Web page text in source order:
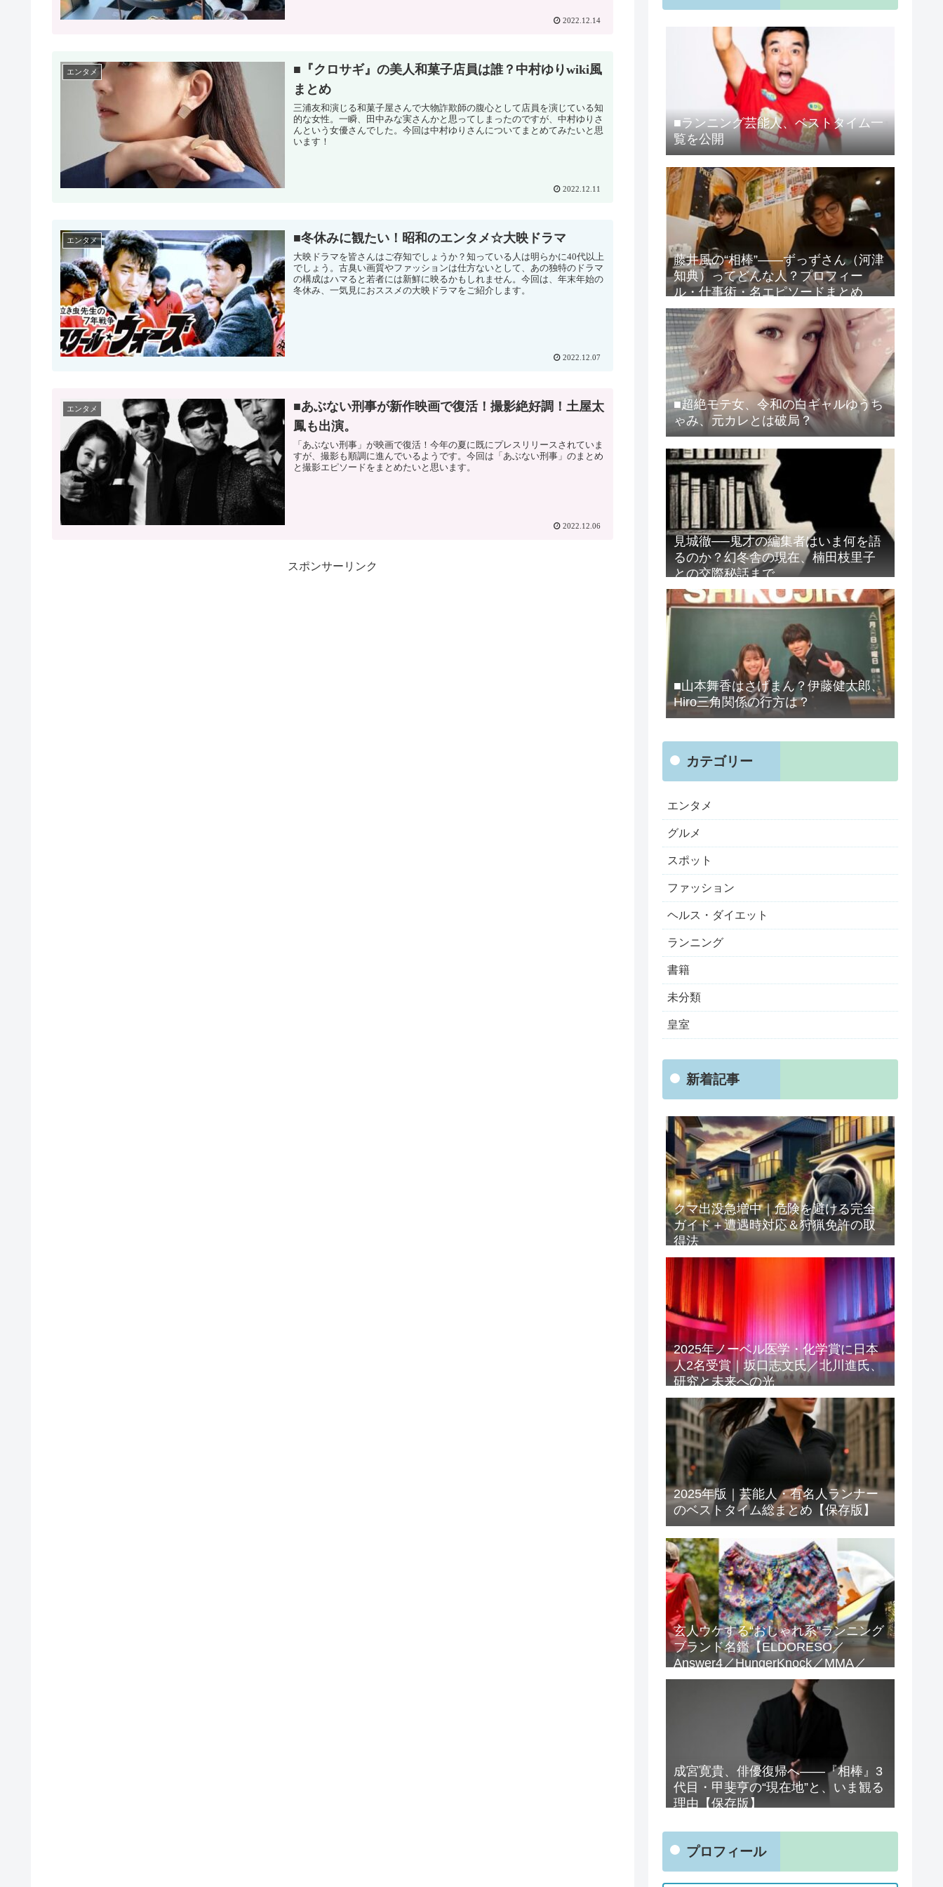
2022.12.14
エンタメ
■『クロサギ』の美人和菓子店員は誰？中村ゆりwiki風
まとめ
三浦友和演じる和菓子屋さんで大物詐欺師の腹心として店員を演じている知
的な女性。一瞬、田中みな実さんかと思ってしまったのですが、中村ゆりさ
んという女優さんでした。今回は中村ゆりさんについてまとめてみたいと思
います！
2022.12.11
エンタメ ■冬休みに観たい！昭和のエンタメ☆大映ドラマ
大映ドラマを皆さんはご存知でしょうか？知っている人は明らかに40代以上
でしょう。古臭い画質やファッションは仕方ないとして、あの独特のドラマ
の構成はハマると若者には新鮮に映るかもしれません。今回は、年末年始の
冬休み、一気見におススメの大映ドラマをご紹介します。
2022.12.07
エンタメ
■あぶない刑事が新作映画で復活！撮影絶好調！土屋太
鳳も出演。
「あぶない刑事」が映画で復活！今年の夏に既にプレスリリースされていま
すが、撮影も順調に進んでいるようです。今回は「あぶない刑事」のまとめ
と撮影エピソードをまとめたいと思います。
2022.12.06
スポンサーリンク
■ランニング芸能人、ベストタイム一
覧を公開
藤井風の“相棒”——ずっずさん（河津
知典）ってどんな人？プロフィー
ル・仕事術・名エピソードまとめ
【保存版】
■超絶モテ女、令和の白ギャルゆうち
ゃみ、元カレとは破局？
見城徹──鬼才の編集者はいま何を語
るのか？幻冬舎の現在、楠田枝里子
との交際秘話まで
■山本舞香はさげまん？伊藤健太郎、
Hiro三角関係の行方は？
カテゴリー
エンタメ
グルメ
スポット
ファッション
ヘルス・ダイエット
ランニング
書籍
未分類
皇室
新着記事
クマ出没急増中｜危険を避ける完全
ガイド＋遭遇時対応＆狩猟免許の取
得法
2025年ノーベル医学・化学賞に日本
人2名受賞｜坂口志文氏／北川進氏、
研究と未来への光
2025年版｜芸能人・有名人ランナー
のベストタイム総まとめ【保存版】
玄人ウケする“おしゃれ系”ランニング
ブランド名鑑【ELDORESO／
Answer4／HungerKnock／MMA／
Teton Bros.／and wander】
成宮寛貴、俳優復帰へ——『相棒』3
代目・甲斐亨の“現在地”と、いま観る
理由【保存版】
プロフィール